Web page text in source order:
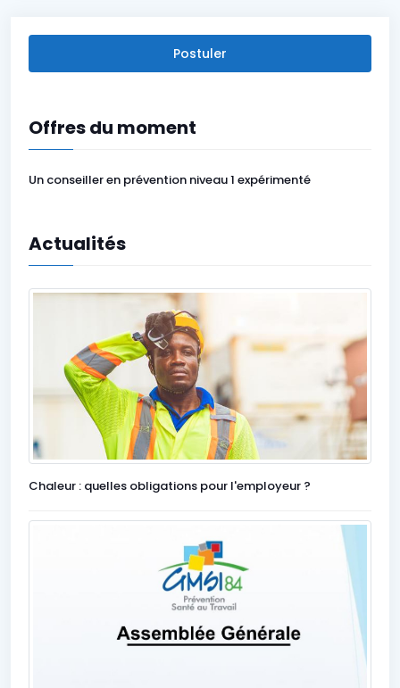
Postuler
Offres du moment
Un conseiller en prévention niveau 1 expérimenté
Actualités
Chaleur : quelles obligations pour l'employeur ?